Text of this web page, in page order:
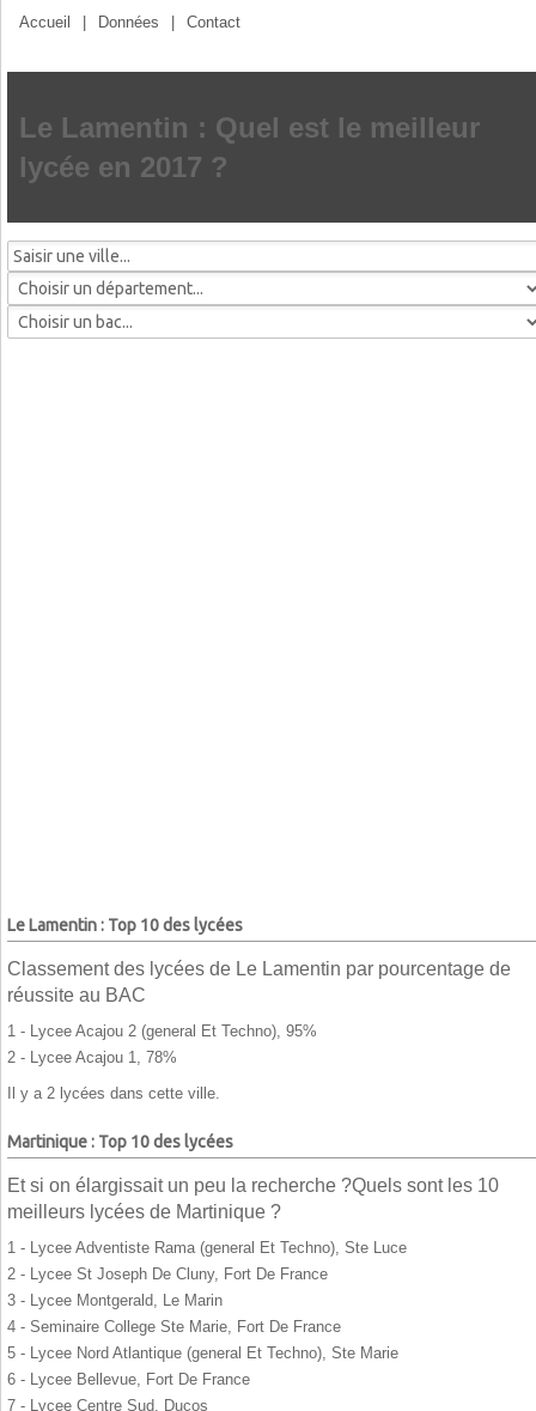
Accueil Données Contact
Le Lamentin : Quel est le meilleur
lycée en 2017 ?
Le Lamentin : Top 10 des lycées
Classement des lycées de Le Lamentin par pourcentage de
réussite au BAC
1 - Lycee Acajou 2 (general Et Techno), 95%
2 - Lycee Acajou 1, 78%
Il y a 2 lycées dans cette ville.
Martinique : Top 10 des lycées
Et si on élargissait un peu la recherche ?Quels sont les 10
meilleurs lycées de Martinique ?
1 - Lycee Adventiste Rama (general Et Techno), Ste Luce
2 - Lycee St Joseph De Cluny, Fort De France
3 - Lycee Montgerald, Le Marin
4 - Seminaire College Ste Marie, Fort De France
5 - Lycee Nord Atlantique (general Et Techno), Ste Marie
6 - Lycee Bellevue, Fort De France
7 - Lycee Centre Sud, Ducos